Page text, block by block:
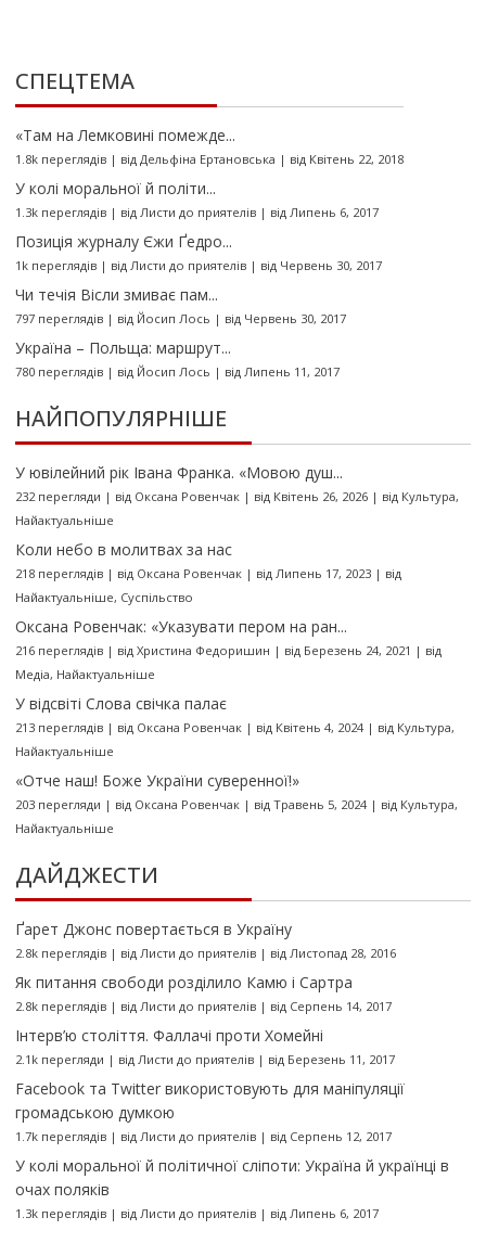
СПЕЦТЕМА
«Там на Лемковині помежде...
1.8k переглядів| від Дельфіна Ертановська | від Квітень 22, 2018
У колі моральної й політи...
1.3k переглядів| від Листи до приятелів| від Липень 6, 2017
Позиція журналу Єжи Ґедро...
1k переглядів| від Листи до приятелів| від Червень 30, 2017
Чи течія Вісли змиває пам...
797 переглядів| від Йосип Лось | від Червень 30, 2017
Україна – Польща: маршрут...
780 переглядів| від Йосип Лось | від Липень 11, 2017
НАЙПОПУЛЯРНІШЕ
У ювілейний рік Івана Франка. «Мовою душ...
232 перегляди | від Оксана Ровенчак| від Квітень 26, 2026| від Культура,
Найактуальніше
Коли небо в молитвах за нас
218 переглядів| від Оксана Ровенчак| від Липень 17, 2023| від
Найактуальніше, Суспільство
Оксана Ровенчак: «Указувати пером на ран...
216 переглядів| від Христина Федоришин | від Березень 24, 2021 | від
Медіа, Найактуальніше
У відсвіті Слова свічка палає
213 переглядів| від Оксана Ровенчак| від Квітень 4, 2024| від Культура,
Найактуальніше
«Отче наш! Боже України суверенної!»
203 перегляди | від Оксана Ровенчак| від Травень 5, 2024| від Культура,
Найактуальніше
ДАЙДЖЕСТИ
Ґарет Джонс повертається в Україну
2.8k переглядів| від Листи до приятелів| від Листопад 28, 2016
Як питання свободи розділило Камю і Сартра
2.8k переглядів| від Листи до приятелів| від Серпень 14, 2017
Інтерв’ю століття. Фаллачі проти Хомейні
2.1k перегляди | від Листи до приятелів| від Березень 11, 2017
Facebook та Twitter використовують для маніпуляції
громадською думкою
1.7k переглядів| від Листи до приятелів| від Серпень 12, 2017
У колі моральної й політичної сліпоти: Україна й українці в
очах поляків
1.3k переглядів| від Листи до приятелів| від Липень 6, 2017